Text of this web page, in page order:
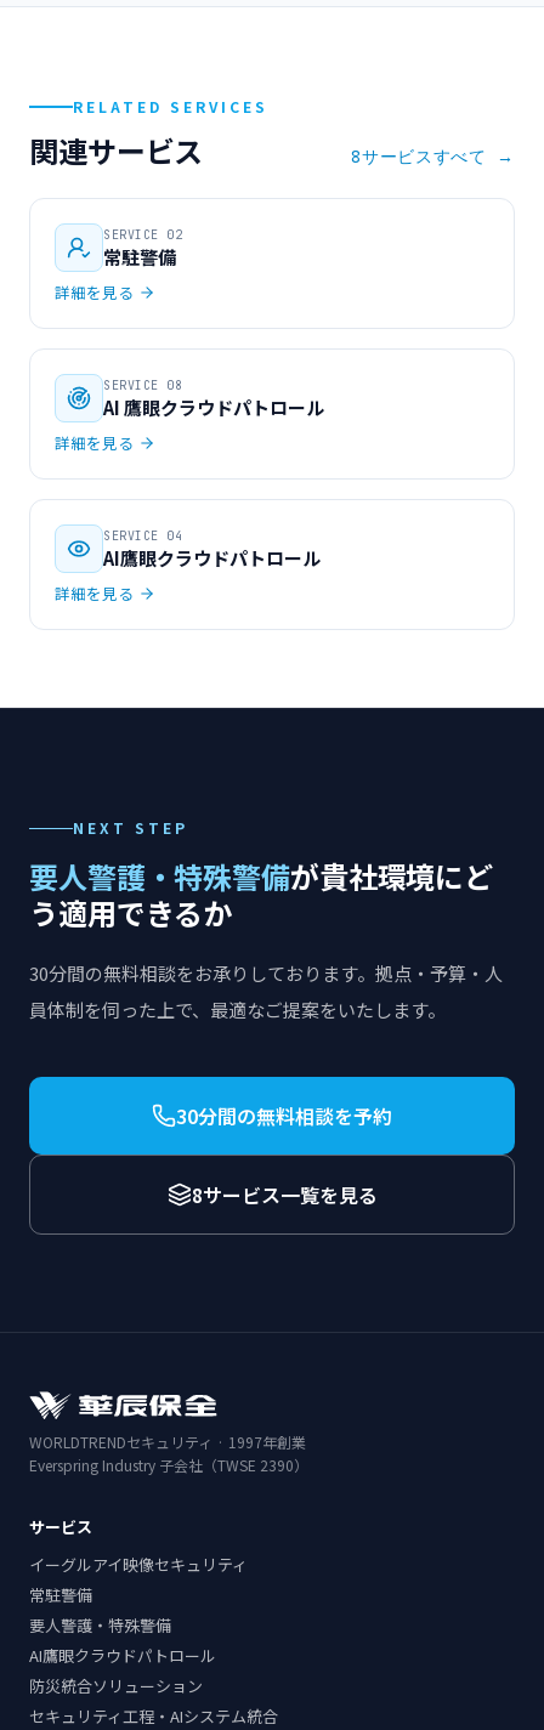
RELATED SERVICES
関連サービス 8サービスすべて →
SERVICE 02
常駐警備
詳細を見る
SERVICE 08
AI 鷹眼クラウドパトロール
詳細を見る
SERVICE 04
AI鷹眼クラウドパトロール
詳細を見る
NEXT STEP
要人警護・特殊警備が貴社環境にど
う適用できるか
30分間の無料相談をお承りしております。拠点・予算・人
員体制を伺った上で、最適なご提案をいたします。
30分間の無料相談を予約
8サービス一覧を見る
WORLDTRENDセキュリティ · 1997年創業
Everspring Industry 子会社（TWSE 2390）
サービス
イーグルアイ映像セキュリティ
常駐警備
要人警護・特殊警備
AI鷹眼クラウドパトロール
防災統合ソリューション
セキュリティ工程・AIシステム統合